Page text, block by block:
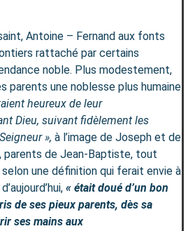
Antoine – Fernand aux fonts
rattaché par certains
noble. Plus modestement,
parents une noblesse plus humaine
heureux de leur
Dieu, suivant fidèlement les
», à l’image de Joseph et de
parents de Jean-Baptiste, tout
une définition qui ferait envie à
« était doué d’un bon
de ses pieux parents, dès sa
ses mains aux